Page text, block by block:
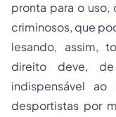
pronta para o uso,
criminosos, que
lesando, assim,
direito deve,
indispensável
desportistas por